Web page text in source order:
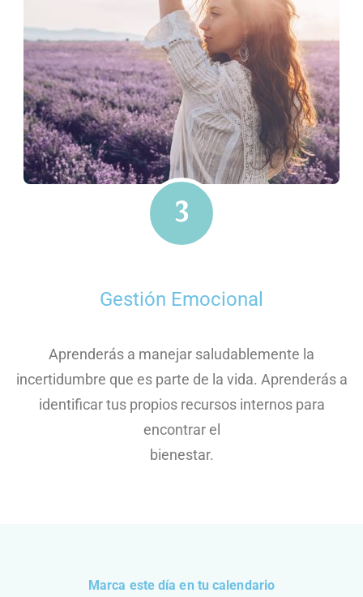
Gestión Emocional
Aprenderás a manejar saludablemente la
incertidumbre que es parte de la vida. Aprenderás a
identificar tus propios recursos internos para
encontrar el
bienestar.
Marca este día en tu calendario